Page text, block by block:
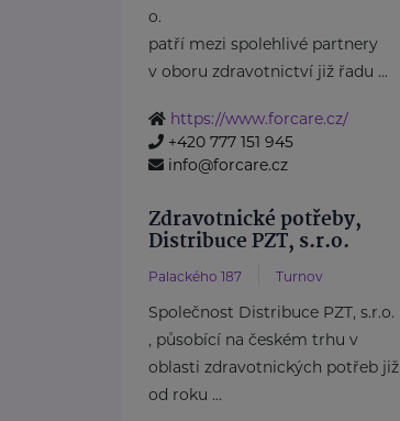
o.
patří mezi spolehlivé partnery
v oboru zdravotnictví již řadu ...
https://www.forcare.cz/
+420 777 151 945
info@forcare.cz
Zdravotnické potřeby,
Distribuce PZT, s.r.o.
Palackého 187 Turnov
Společnost Distribuce PZT, s.r.o.
, působící na českém trhu v
oblasti zdravotnických potřeb již
od roku ...